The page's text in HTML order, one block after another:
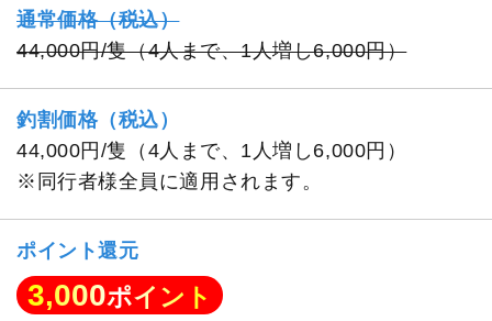
通常価格（税込）
44,000円/隻（4人まで、1人増し6,000円）
釣割価格（税込）
44,000円/隻（4人まで、1人増し6,000円）
※同行者様全員に適用されます。
ポイント還元
3,000ポイント